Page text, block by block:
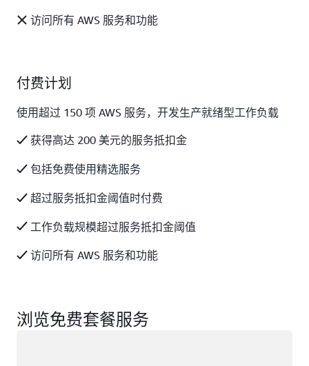
访问所有 AWS 服务和功能
付费计划
使用超过 150 项 AWS 服务，开发生产就绪型工作负载
获得高达 200 美元的服务抵扣金
包括免费使用精选服务
超过服务抵扣金阈值时付费
工作负载规模超过服务抵扣金阈值
访问所有 AWS 服务和功能
浏览免费套餐服务